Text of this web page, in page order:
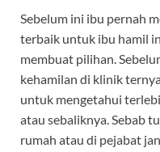
Sebelum ini ibu pernah
terbaik untuk ibu hamil
membuat pilihan.
kehamilan di klinik
untuk mengetahui
atau sebaliknya. Sebab
rumah atau di pejabat